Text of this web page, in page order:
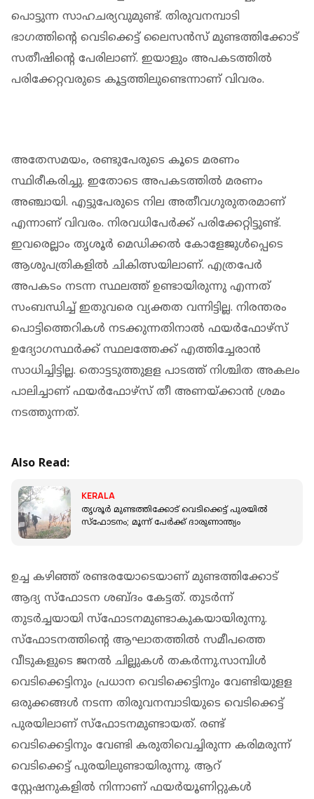
പൊട്ടുന്ന സാഹചര്യവുമുണ്ട്. തിരുവനമ്പാടി
ഭാഗത്തിന്റെ വെടിക്കെട്ട് ലൈസന്‍സ് മുണ്ടത്തിക്കോട്
സതീഷിൻ്റെ പേരിലാണ്. ഇയാളും അപകടത്തിൽ
പരിക്കേറ്റവരുടെ കൂട്ടത്തിലുണ്ടെന്നാണ് വിവരം.
അതേസമയം, രണ്ടുപേരുടെ കൂടെ മരണം
സ്ഥിരീകരിച്ചു. ഇതോടെ അപകടത്തിൽ മരണം
അഞ്ചായി. എട്ടുപേരുടെ നില അതീവഗുരുതരമാണ്
എന്നാണ് വിവരം. നിരവധിപേർക്ക് പരിക്കേറ്റിട്ടുണ്ട്.
ഇവരെല്ലാം തൃശൂർ മെഡിക്കൽ കോളേജുൾപ്പെടെ
ആശുപത്രികളിൽ ചികിത്സയിലാണ്. എത്രപേർ
അപകടം നടന്ന സ്ഥലത്ത് ഉണ്ടായിരുന്നു എന്നത്
സംബന്ധിച്ച് ഇതുവരെ വ്യക്തത വന്നിട്ടില്ല. നിരന്തരം
പൊട്ടിത്തെറികൾ നടക്കുന്നതിനാൽ ഫയർഫോഴ്സ്
ഉദ്യോഗസ്ഥർക്ക് സ്ഥലത്തേക്ക് എത്തിച്ചേരാൻ
സാധിച്ചിട്ടില്ല. തൊട്ടടുത്തുളള പാടത്ത് നിശ്ചിത അകലം
പാലിച്ചാണ് ഫയർഫോഴ്സ് തീ അണയ്ക്കാൻ ശ്രമം
നടത്തുന്നത്.
Also Read:
KERALA
തൃശൂര്‍ മുണ്ടത്തിക്കോട് വെടിക്കെട്ട് പുരയില്‍
സ്‌ഫോടനം; മൂന്ന് പേർക്ക് ദാരുണാന്ത്യം
ഉച്ച കഴിഞ്ഞ് രണ്ടരയോടെയാണ് മുണ്ടത്തിക്കോട്
ആദ്യ സ്ഫോടന ശബ്ദം കേട്ടത്. തുടർന്ന്
തുടർച്ചയായി സ്ഫോടനമുണ്ടാകുകയായിരുന്നു.
സ്‌ഫോടനത്തിന്റെ ആഘാതത്തില്‍ സമീപത്തെ
വീടുകളുടെ ജനല്‍ ചില്ലുകള്‍ തകര്‍ന്നു.സാമ്പിള്‍
വെടിക്കെട്ടിനും പ്രധാന വെടിക്കെട്ടിനും വേണ്ടിയുളള
ഒരുക്കങ്ങള്‍ നടന്ന തിരുവനമ്പാടിയുടെ വെടിക്കെട്ട്
പുരയിലാണ് സ്‌ഫോടനമുണ്ടായത്. രണ്ട്
വെടിക്കെട്ടിനും വേണ്ടി കരുതിവെച്ചിരുന്ന കരിമരുന്ന്
വെടിക്കെട്ട് പുരയിലുണ്ടായിരുന്നു. ആറ്
സ്റ്റേഷനുകളിൽ നിന്നാണ് ഫയർയൂണിറ്റുകൾ